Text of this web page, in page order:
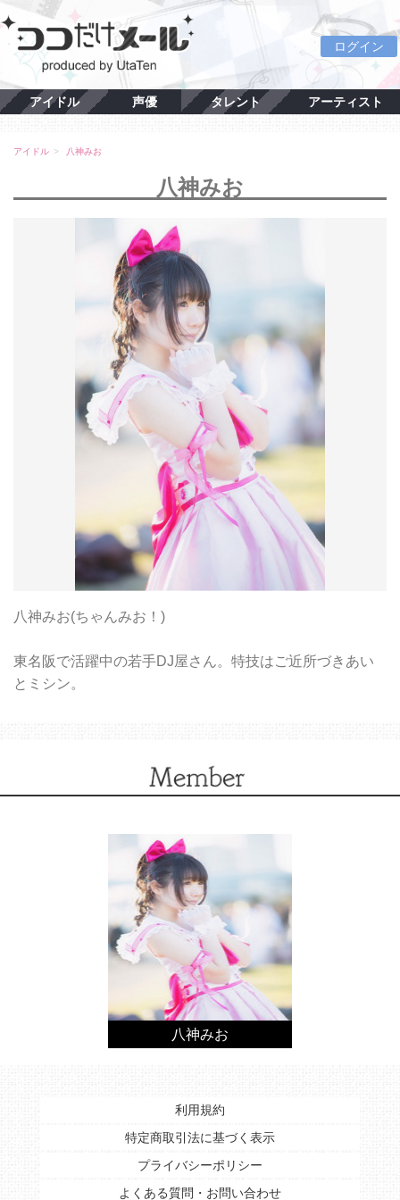
ログイン
アイドル 声優 タレント アーティスト
アイドル 八神みお
八神みお
八神みお(ちゃんみお！)
東名阪で活躍中の若手DJ屋さん。特技はご近所づきあい
とミシン。
八神みお
利用規約
特定商取引法に基づく表示
プライバシーポリシー
よくある質問・お問い合わせ